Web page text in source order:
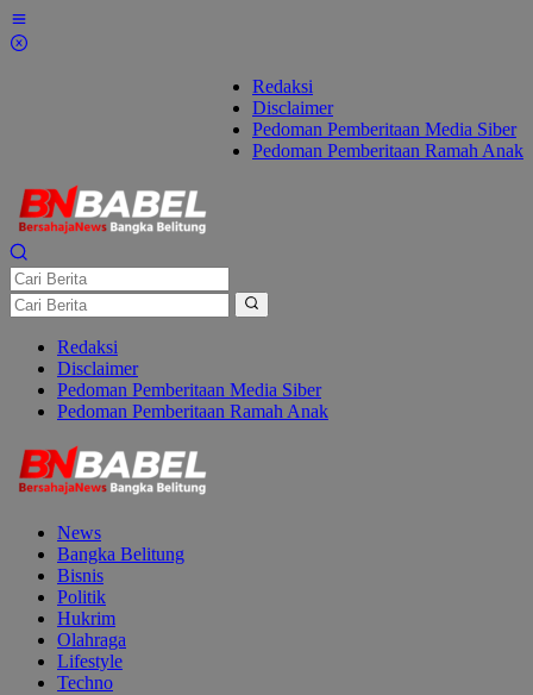
Lewati
ke
Redaksi
Disclaimer
Pedoman Pemberitaan Media Siber
Pedoman Pemberitaan Ramah Anak
Redaksi
Disclaimer
Pedoman Pemberitaan Media Siber
Pedoman Pemberitaan Ramah Anak
News
Bangka Belitung
Bisnis
Politik
Hukrim
Olahraga
Lifestyle
Techno